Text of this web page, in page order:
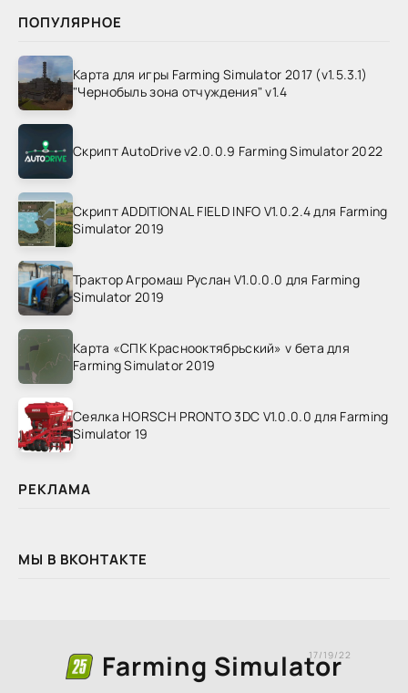
ПОПУЛЯРНОЕ
Карта для игры Farming Simulator 2017 (v1.5.3.1)
"Чернобыль зона отчуждения" v1.4
Скрипт AutoDrive v2.0.0.9 Farming Simulator 2022
Скрипт ADDITIONAL FIELD INFO V1.0.2.4 для Farming
Simulator 2019
Трактор Агромаш Руслан V1.0.0.0 для Farming
Simulator 2019
Карта «СПК Краснооктябрьский» v бета для
Farming Simulator 2019
Сеялка HORSCH PRONTO 3DC V1.0.0.0 для Farming
Simulator 19
РЕКЛАМА
МЫ В ВКОНТАКТЕ
Farming Simulator
17/19/22